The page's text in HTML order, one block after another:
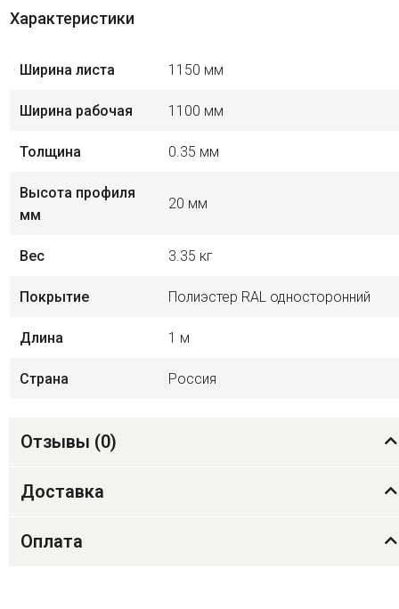
Характеристики
Ширина листа 1150 мм
Ширина рабочая 1100 мм
Толщина 0.35 мм
Высота профиля
мм
20 мм
Вес 3.35 кг
Покрытие Полиэстер RAL односторонний
Длина 1 м
Страна Россия
Отзывы (0)
Доставка
Оплата